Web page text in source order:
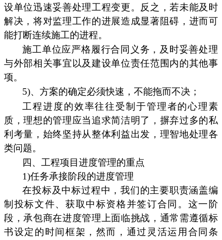
设单位迅速妥善处理工程变更。反之，若未能及时
解决，将对监理工作的进展造成显著阻碍，进而可
能打断连续施工的进程。
施工单位应严格履行合同义务，及时妥善处理
与外部相关事宜以及建设单位责任范围内的其他事
项。
5)、方案的确定必须快速，不能拖而不决；
工程进度的效率往往受制于管理者的心理素
质，理想的管理应当追求简洁明了，摒弃过多的私
利考量，始终坚持从整体利益出发，理智地处理各
类问题。
四、工程项目进度管理的重点
1)任务承接阶段的进度管理
在投标及中标过程中，我们的主要职责涵盖编
制投标文件、获取中标资格并签订合同。这一阶
段，承包商在进度管理上面临挑战，通常需遵循标
书设定的时间框架，然而，通过灵活运用合同条